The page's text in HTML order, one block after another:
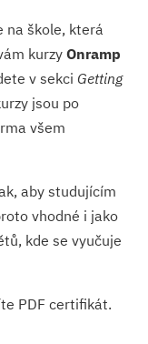
na škole, která
kurzyOnramp
v sekci Getting
jsou po
všem
aby studujícím
vhodné i jako
kde se vyučuje
PDF certifikát.